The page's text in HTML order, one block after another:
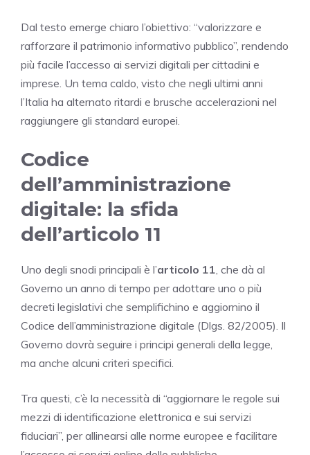
Dal testo emerge chiaro l’obiettivo: “valorizzare e
rafforzare il patrimonio informativo pubblico”, rendendo
più facile l’accesso ai servizi digitali per cittadini e
imprese. Un tema caldo, visto che negli ultimi anni
l’Italia ha alternato ritardi e brusche accelerazioni nel
raggiungere gli standard europei.
Codice
dell’amministrazione
digitale: la sfida
dell’articolo 11
Uno degli snodi principali è l’articolo 11 , che dà al
Governo un anno di tempo per adottare uno o più
decreti legislativi che semplifichino e aggiornino il
Codice dell’amministrazione digitale (Dlgs. 82/2005). Il
Governo dovrà seguire i principi generali della legge,
ma anche alcuni criteri specifici.
Tra questi, c’è la necessità di “aggiornare le regole sui
mezzi di identificazione elettronica e sui servizi
fiduciari”, per allinearsi alle norme europee e facilitare